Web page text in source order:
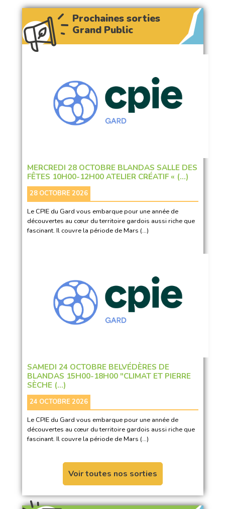
Prochaines sorties
Grand Public
MERCREDI 28 OCTOBRE BLANDAS SALLE DES
FÊTES 10H00-12H00 ATELIER CRÉATIF « (…)
28 OCTOBRE 2026
Le CPIE du Gard vous embarque pour une année de
découvertes au cœur du territoire gardois aussi riche que
fascinant. Il couvre la période de Mars (…)
SAMEDI 24 OCTOBRE BELVÉDÈRES DE
BLANDAS 15H00-18H00 "CLIMAT ET PIERRE
SÈCHE (…)
24 OCTOBRE 2026
Le CPIE du Gard vous embarque pour une année de
découvertes au cœur du territoire gardois aussi riche que
fascinant. Il couvre la période de Mars (…)
Voir toutes nos sorties